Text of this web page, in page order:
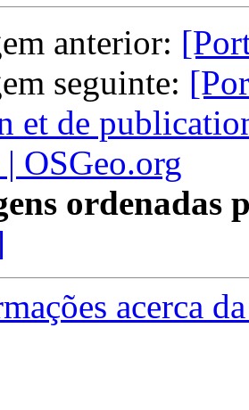
anterior:
seguinte:
et de
OSGeo.org
ordenadas
acerca